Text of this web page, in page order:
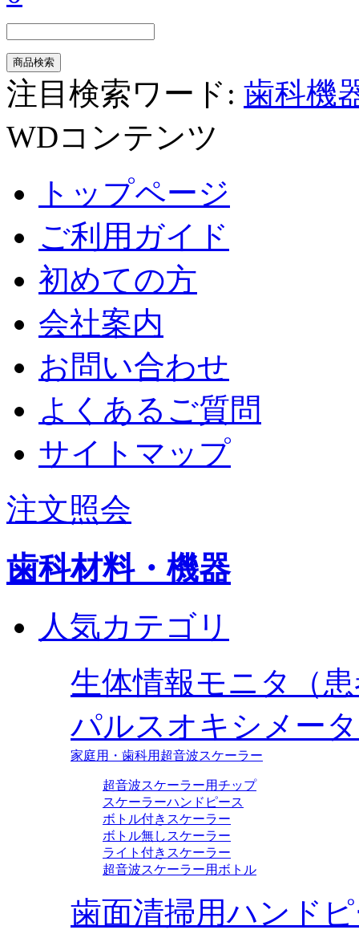
注目検索ワード: 歯科機
WDコンテンツ
トップページ
ご利用ガイド
初めての方
会社案内
お問い合わせ
よくあるご質問
サイトマップ
注文照会
歯科材料・機器
人気カテゴリ
生体情報モニタ（
パルスオキシメー
家庭用・歯科用超音波スケーラー
超音波スケーラー用チップ
スケーラーハンドピース
ボトル付きスケーラー
ボトル無しスケーラー
ライト付きスケーラー
超音波スケーラー用ボトル
歯面清掃用ハンド